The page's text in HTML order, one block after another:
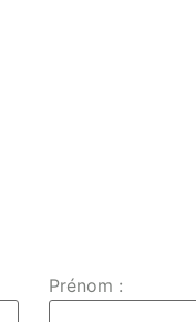
Prénom :